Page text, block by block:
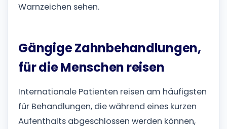
Warnzeichen sehen.
Gängige Zahnbehandlungen,
für die Menschen reisen
Internationale Patienten reisen am häufigsten
für Behandlungen, die während eines kurzen
Aufenthalts abgeschlossen werden können,